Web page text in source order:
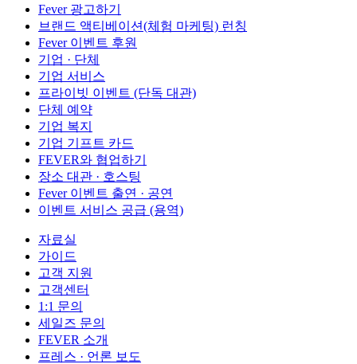
Fever 광고하기
브랜드 액티베이션(체험 마케팅) 런칭
Fever 이벤트 후원
기업 · 단체
기업 서비스
프라이빗 이벤트 (단독 대관)
단체 예약
기업 복지
기업 기프트 카드
FEVER와 협업하기
장소 대관 · 호스팅
Fever 이벤트 출연 · 공연
이벤트 서비스 공급 (용역)
자료실
가이드
고객 지원
고객센터
1:1 문의
세일즈 문의
FEVER 소개
프레스 · 언론 보도